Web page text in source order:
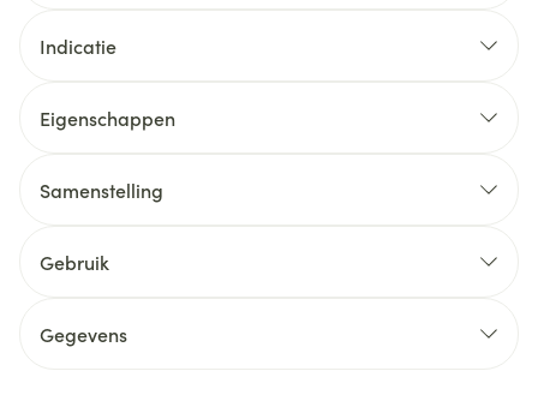
Indicatie
Eigenschappen
Samenstelling
Gebruik
Gegevens